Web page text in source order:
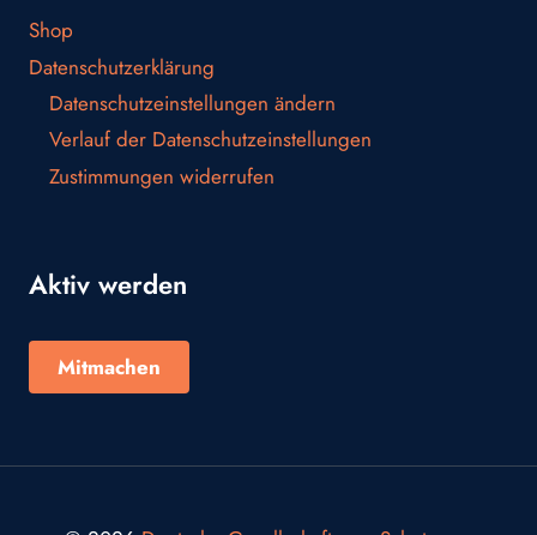
Shop
Datenschutzerklärung
Datenschutzeinstellungen ändern
Verlauf der Datenschutzeinstellungen
Zustimmungen widerrufen
Aktiv werden
Mitmachen